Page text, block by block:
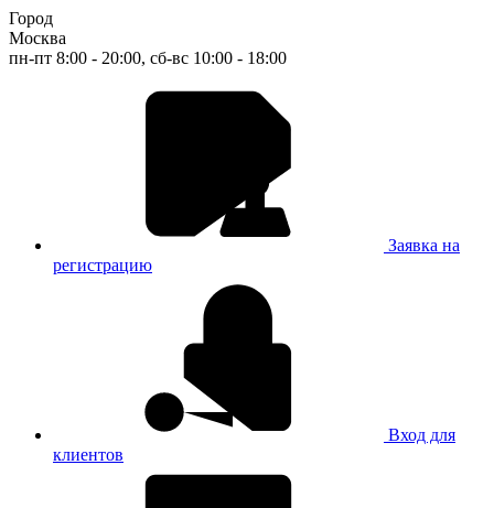
Город
Москва
пн-пт 8:00 - 20:00, сб-вс 10:00 - 18:00
Заявка на
регистрацию
Вход для
клиентов